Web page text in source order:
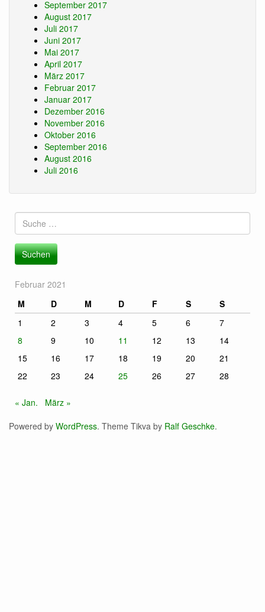
September 2017
August 2017
Juli 2017
Juni 2017
Mai 2017
April 2017
März 2017
Februar 2017
Januar 2017
Dezember 2016
November 2016
Oktober 2016
September 2016
August 2016
Juli 2016
Suche
nach:
Februar 2021
M
D M D F S
S
1
2 3 4 5 6
7
8
9 10 11 12 13
14
15
16 17 18 19 20
21
22
23 24 25 26 27 28
« Jan.
März »
Powered by WordPress. Theme Tikva by Ralf Geschke.